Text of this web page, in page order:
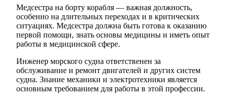
Медсестра на борту корабля — важная должность,
особенно на длительных переходах и в критических
ситуациях. Медсестра должна быть готова к оказанию
первой помощи, знать основы медицины и иметь опыт
работы в медицинской сфере.
Инженер морского судна ответственен за
обслуживание и ремонт двигателей и других систем
судна. Знание механики и электротехники является
основным требованием для работы в этой профессии.